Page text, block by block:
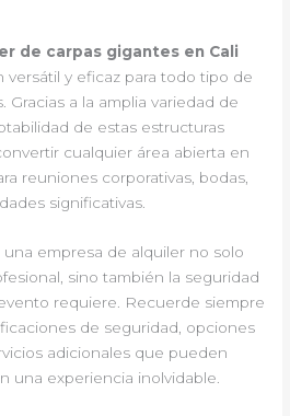
de carpas gigantes en Cali
versátil y eficaz para todo tipo de
Gracias a la amplia variedad de
de estas estructuras
cualquier área abierta en
reuniones corporativas, bodas,
significativas.
empresa de alquiler no solo
sino también la seguridad
requiere. Recuerde siempre
de seguridad, opciones
adicionales que pueden
una experiencia inolvidable.